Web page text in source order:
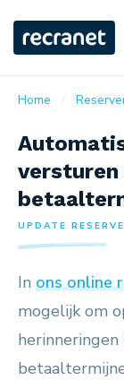
Home
versturen
UPDATE
In ons online
mogelijk om